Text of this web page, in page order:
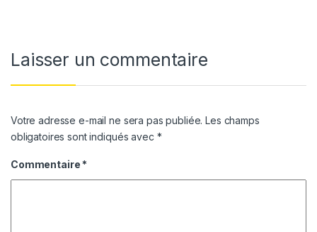
Laisser un commentaire
Votre adresse e-mail ne sera pas publiée. Les champs
obligatoires sont indiqués avec *
Commentaire *